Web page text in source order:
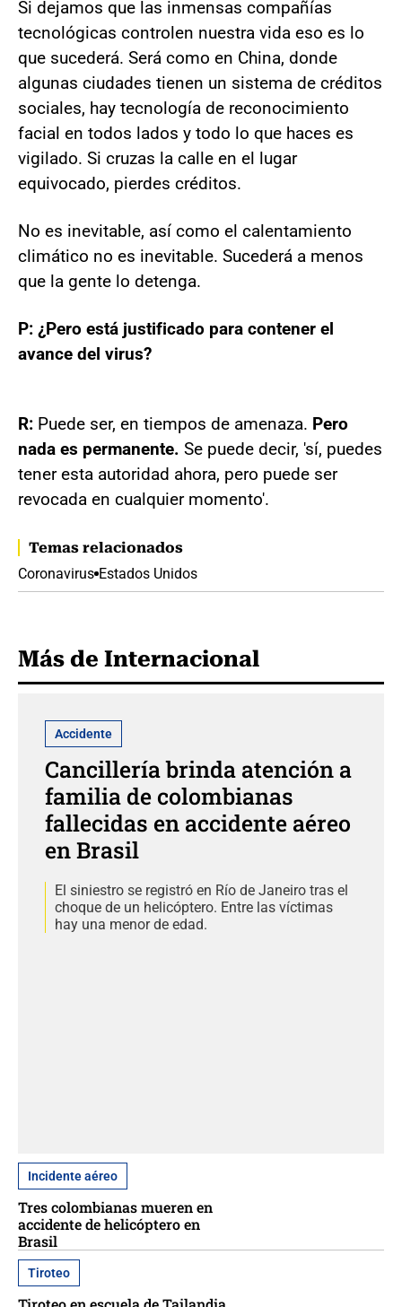
Si dejamos que las inmensas compañías
tecnológicas controlen nuestra vida eso es lo
que sucederá. Será como en China, donde
algunas ciudades tienen un sistema de créditos
sociales, hay tecnología de reconocimiento
facial en todos lados y todo lo que haces es
vigilado. Si cruzas la calle en el lugar
equivocado, pierdes créditos.
No es inevitable, así como el calentamiento
climático no es inevitable. Sucederá a menos
que la gente lo detenga.
P: ¿Pero está justificado para contener el
avance del virus?
R: Puede ser, en tiempos de amenaza. Pero
nada es permanente. Se puede decir, 'sí, puedes
tener esta autoridad ahora, pero puede ser
revocada en cualquier momento'.
Temas relacionados
Coronavirus Estados Unidos
Más de Internacional
Accidente
Cancillería brinda atención a
familia de colombianas
fallecidas en accidente aéreo
en Brasil
El siniestro se registró en Río de Janeiro tras el
choque de un helicóptero. Entre las víctimas
hay una menor de edad.
Incidente aéreo
Tres colombianas mueren en
accidente de helicóptero en
Brasil
Tiroteo